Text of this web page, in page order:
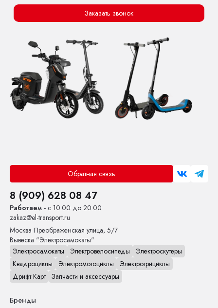
Заказать звонок
Обратная связь
8 (909) 628 08 47
Работаем - с 10:00 до 20:00
zakaz@el-transport.ru
Москва Преображенская улица, 5/7
Вывеска "Электросамокаты"
Электросамокаты
Электровелосипеды
Электроскутеры
Квадроциклы
Электромотоциклы
Электротрициклы
Дрифт Карт Запчасти и аксессуары
Бренды